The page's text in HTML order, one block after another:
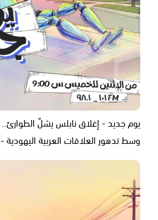
يوم جديد - إغلاق نابلس يشلّ
وسط تدهور العلاقات العربية اليهودية - 27.7.26